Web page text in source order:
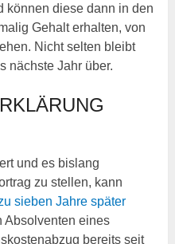
können diese dann in den
Gehalt erhalten, von
Nicht selten bleibt
nächste Jahr über.
und es bislang
zu stellen, kann
sieben Jahre später
Absolventen eines
bereits seit